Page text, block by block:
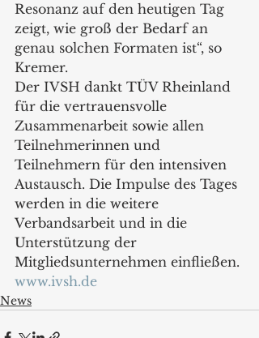
Resonanz auf den heutigen Tag
zeigt, wie groß der Bedarf an
genau solchen Formaten ist“, so
Kremer.
Der IVSH dankt TÜV Rheinland
für die vertrauensvolle
Zusammenarbeit sowie allen
Teilnehmerinnen und
Teilnehmern für den intensiven
Austausch. Die Impulse des Tages
werden in die weitere
Verbandsarbeit und in die
Unterstützung der
Mitgliedsunternehmen einfließen.
www.ivsh.de
News